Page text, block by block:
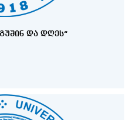
ᲓᲐ ᲓᲦᲔᲡ“